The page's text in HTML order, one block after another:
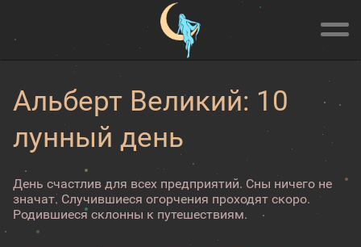
Альберт Великий: 10
лунный день
День счастлив для всех предприятий. Сны ничего не
значат. Случившиеся огорчения проходят скоро.
Родившиеся склонны к путешествиям.